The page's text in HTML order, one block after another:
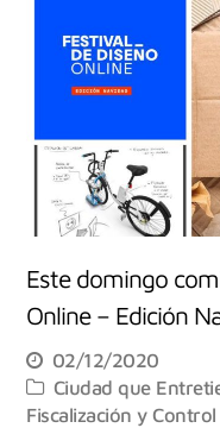
Este domingo
Online – Edición
02/12/2020
Ciudad que
Fiscalización y Control